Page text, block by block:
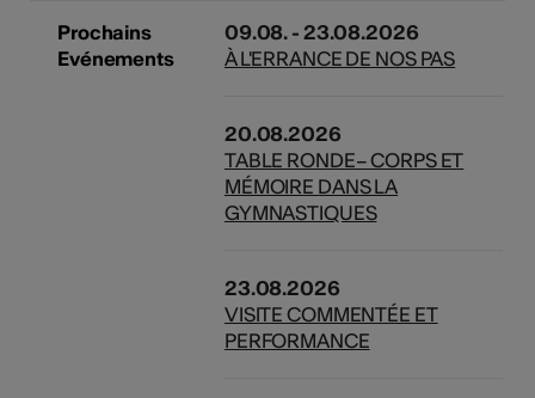
Prochains
Evénements
09.08. - 23.08.2026
À L'ERRANCE DE NOS PAS
20.08.2026
TABLE RONDE– CORPS ET
MÉMOIRE DANS LA
GYMNASTIQUES
23.08.2026
VISITE COMMENTÉE ET
PERFORMANCE